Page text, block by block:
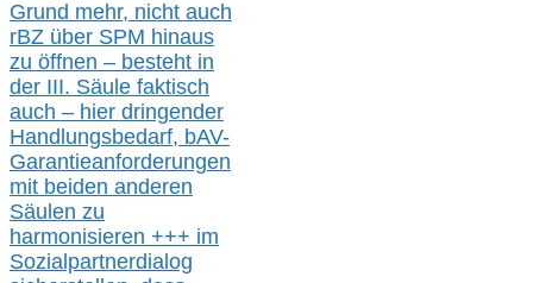
Grund mehr, nicht auch
rBZ über SPM hinaus
zu öffnen – besteht in
der III. Säule faktisch
auch – hier dringender
Handlungsbedarf, bAV-
Garantieanforderungen
mit beiden anderen
Säulen zu
harmonisieren +++ im
Sozialpartnerdialog